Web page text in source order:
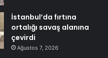
İstanbul’da fırtına
ortalığı savaş alanına
çevirdi
Ağustos 7, 2026